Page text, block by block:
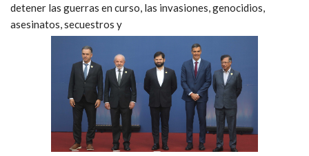
detener las guerras en curso, las invasiones, genocidios,
asesinatos, secuestros y